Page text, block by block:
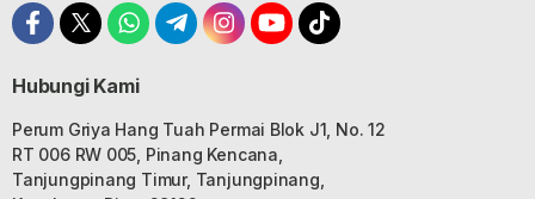
Hubungi Kami
Perum Griya Hang Tuah Permai Blok J1, No. 12
RT 006 RW 005, Pinang Kencana,
Tanjungpinang Timur, Tanjungpinang,